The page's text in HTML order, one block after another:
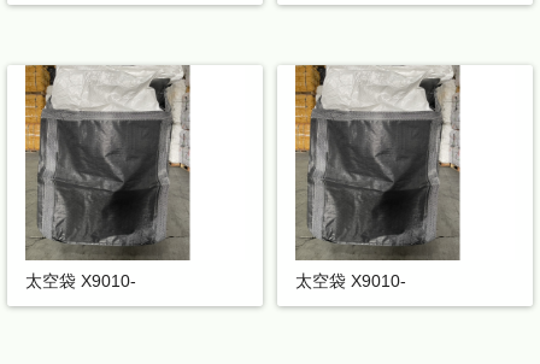
太空袋 X9010- 太空袋 X9010-